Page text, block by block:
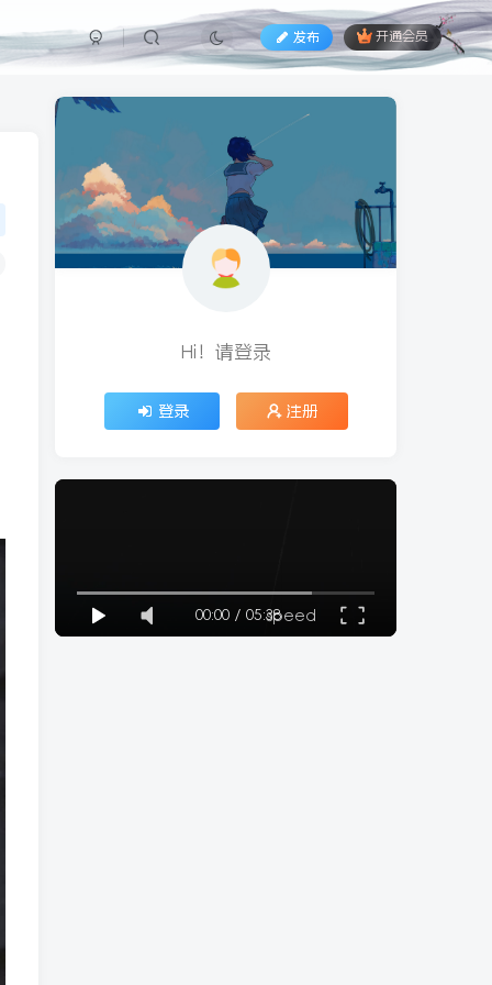
发布 开通会员
Hi！请登录
登录 注册
00:00 / 05:38speed